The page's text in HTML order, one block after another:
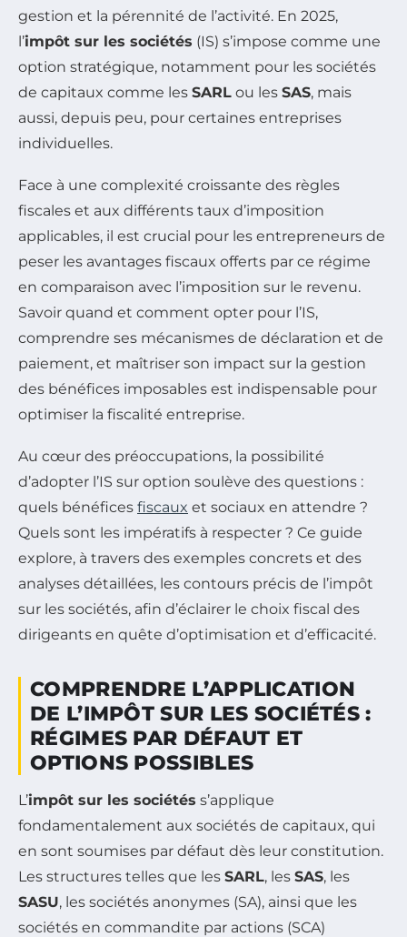
gestion et la pérennité de l’activité. En 2025,
l’impôt sur les sociétés (IS) s’impose comme une
option stratégique, notamment pour les sociétés
de capitaux comme les SARL ou les SAS, mais
aussi, depuis peu, pour certaines entreprises
individuelles.
Face à une complexité croissante des règles
fiscales et aux différents taux d’imposition
applicables, il est crucial pour les entrepreneurs de
peser les avantages fiscaux offerts par ce régime
en comparaison avec l’imposition sur le revenu.
Savoir quand et comment opter pour l’IS,
comprendre ses mécanismes de déclaration et de
paiement, et maîtriser son impact sur la gestion
des bénéfices imposables est indispensable pour
optimiser la fiscalité entreprise.
Au cœur des préoccupations, la possibilité
d’adopter l’IS sur option soulève des questions :
quels bénéfices fiscaux et sociaux en attendre ?
Quels sont les impératifs à respecter ? Ce guide
explore, à travers des exemples concrets et des
analyses détaillées, les contours précis de l’impôt
sur les sociétés, afin d’éclairer le choix fiscal des
dirigeants en quête d’optimisation et d’efficacité.
COMPRENDRE L’APPLICATION
DE L’IMPÔT SUR LES SOCIÉTÉS :
RÉGIMES PAR DÉFAUT ET
OPTIONS POSSIBLES
L’impôt sur les sociétés s’applique
fondamentalement aux sociétés de capitaux, qui
en sont soumises par défaut dès leur constitution.
Les structures telles que les SARL, les SAS, les
SASU, les sociétés anonymes (SA), ainsi que les
sociétés en commandite par actions (SCA)